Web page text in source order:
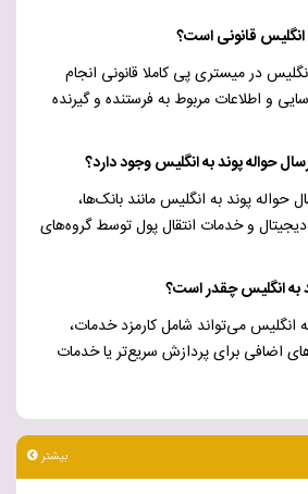
در میستری پی کاملا قانونی انجام
و اطلاعات مربوط به فرستنده و گیرنده
حواله پوند به انگلیس مانند بانک‌ها،
دیجیتال و خدمات انتقال پول توسط گروه‌های
انگلیس می‌تواند شامل کارمزد خدمات،
اضافی برای پردازش سریع‌تر یا خدمات
بیشتر